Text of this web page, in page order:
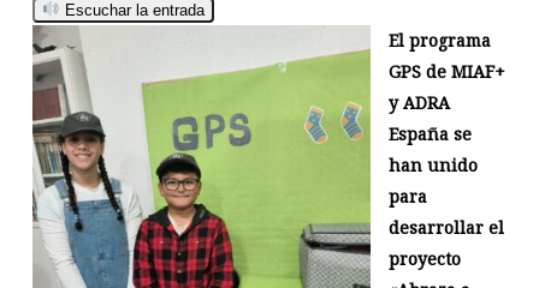
Escuchar la entrada
El programa
GPS de MIAF+
y ADRA
España se
han unido
para
desarrollar el
proyecto